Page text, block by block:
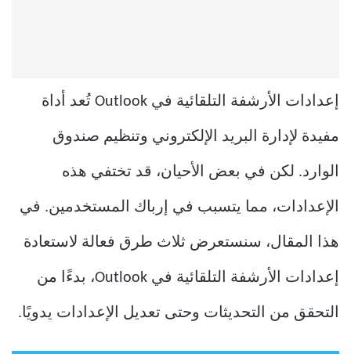
إعدادات الأرشفة التلقائية في Outlook تُعد أداة
مفيدة لإدارة البريد الإلكتروني وتنظيم صندوق
الوارد. لكن في بعض الأحيان، قد تختفي هذه
الإعدادات، مما يتسبب في إرباك المستخدمين. في
هذا المقال، سنستعرض ثلاث طرق فعالة لاستعادة
إعدادات الأرشفة التلقائية في Outlook، بدءًا من
التحقق من التحديثات وحتى تعديل الإعدادات يدويًا.